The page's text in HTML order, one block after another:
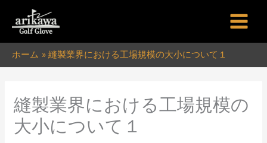
ホーム 縫製業界における工場規模の大小について１
縫製業界における工場規模の
大小について１